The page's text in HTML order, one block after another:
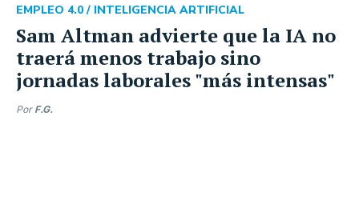
Sam Altman advierte que la IA no
traerá menos trabajo sino
jornadas laborales "más intensas"
EMPLEO 4.0 / INTELIGENCIA ARTIFICIAL
Por F.G.